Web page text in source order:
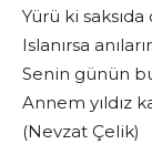
Yürü ki
Islanırsa
Senin günün
Annem yıldız
(Nevzat Çelik)